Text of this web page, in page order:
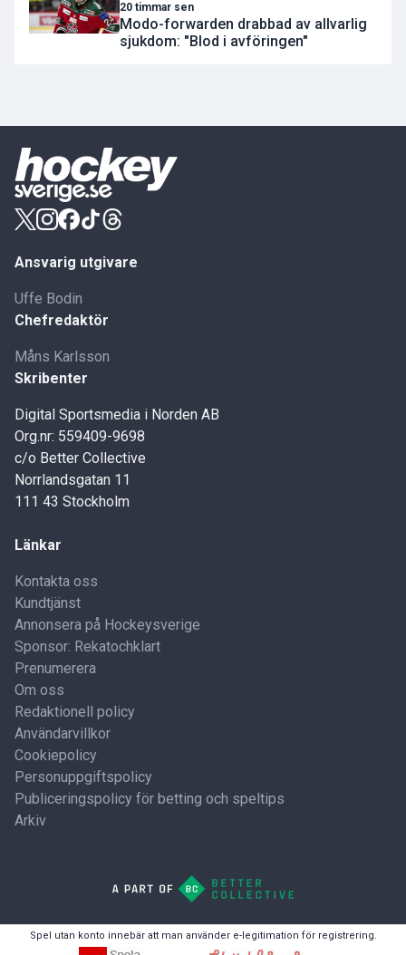
20 timmar sen
Modo-forwarden drabbad av allvarlig
sjukdom: "Blod i avföringen"
Ansvarig utgivare
Uffe Bodin
Chefredaktör
Måns Karlsson
Skribenter
Digital Sportsmedia i Norden AB
Org.nr: 559409-9698
c/o Better Collective
Norrlandsgatan 11
111 43 Stockholm
Länkar
Kontakta oss
Kundtjänst
Annonsera på Hockeysverige
Sponsor: Rekatochklart
Prenumerera
Om oss
Redaktionell policy
Användarvillkor
Cookiepolicy
Personuppgiftspolicy
Publiceringspolicy för betting och speltips
Arkiv
Spel utan konto innebär att man använder e-legitimation för registrering.